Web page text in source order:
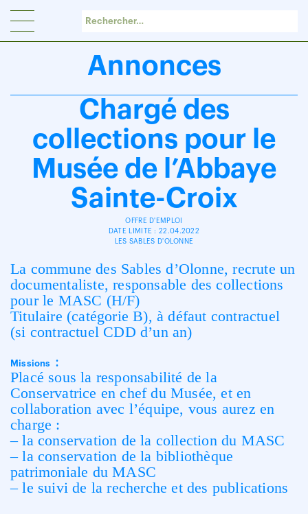
Annonces
Chargé des
collections pour le
Musée de l’Abbaye
Sainte-Croix
OFFRE D'EMPLOI
DATE LIMITE : 22.04.2022
LES SABLES D'OLONNE
La commune des Sables d’Olonne, recrute un
documentaliste, responsable des collections
pour le MASC (H/F)
Titulaire (catégorie B), à défaut contractuel
(si contractuel CDD d’un an)
Missions
:
Placé sous la responsabilité de la
Conservatrice en chef du Musée, et en
collaboration avec l’équipe, vous aurez en
charge :
– la conservation de la collection du MASC
– la conservation de la bibliothèque
patrimoniale du MASC
– le suivi de la recherche et des publications